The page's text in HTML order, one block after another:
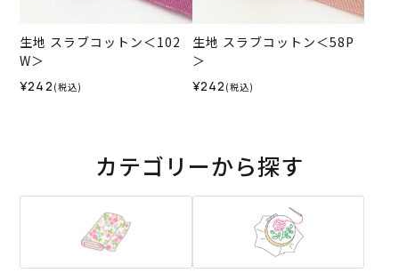
生地 スラブコットン＜102
W＞
¥242 (税込)
生地 スラブコットン＜58P
＞
¥242 (税込)
カテゴリーから探す